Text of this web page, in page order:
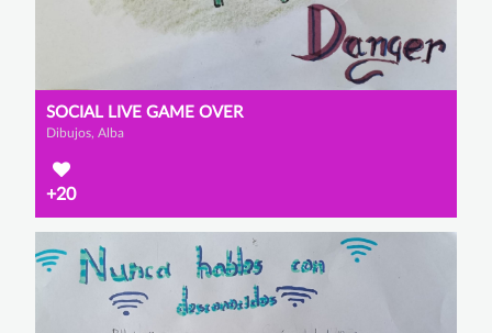
SOCIAL LIVE GAME OVER
Dibujos, Alba
+20